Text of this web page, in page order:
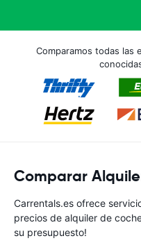
Comparamos todas las
Comparar
Carrentals.es ofrece
precios de alquiler de
su presupuesto!